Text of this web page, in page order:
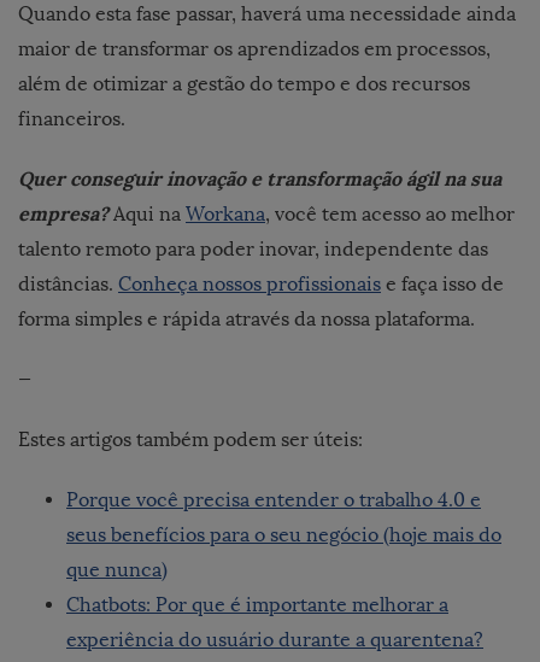
Quando esta fase passar, haverá uma necessidade ainda
maior de transformar os aprendizados em processos,
além de otimizar a gestão do tempo e dos recursos
financeiros.
Quer conseguir inovação e transformação ágil na sua
empresa?Aqui na Workana, você tem acesso ao melhor
talento remoto para poder inovar, independente das
distâncias. Conheça nossos profissionais e faça isso de
forma simples e rápida através da nossa plataforma.
—
Estes artigos também podem ser úteis:
Porque você precisa entender o trabalho 4.0 e
seus benefícios para o seu negócio (hoje mais do
que nunca)
Chatbots: Por que é importante melhorar a
experiência do usuário durante a quarentena?